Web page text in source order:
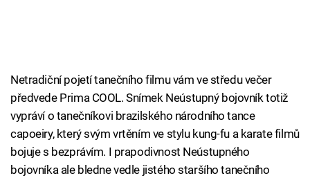
Netradiční pojetí tanečního filmu vám ve středu večer
předvede Prima COOL. Snímek Neústupný bojovník totiž
vypráví o tanečníkovi brazilského národního tance
capoeiry, který svým vrtěním ve stylu kung-fu a karate filmů
bojuje s bezprávím. I prapodivnost Neústupného
bojovníka ale bledne vedle jistého staršího tanečního